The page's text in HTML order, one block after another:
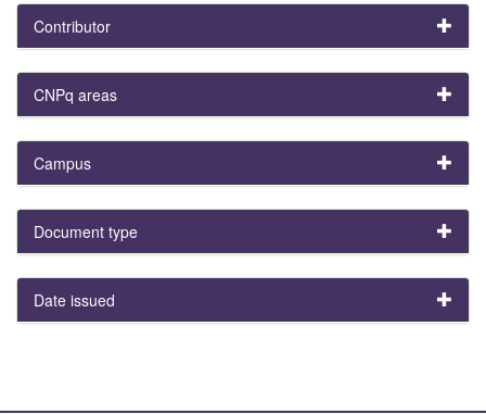
Contributor
CNPq areas
Campus
Document type
Date issued